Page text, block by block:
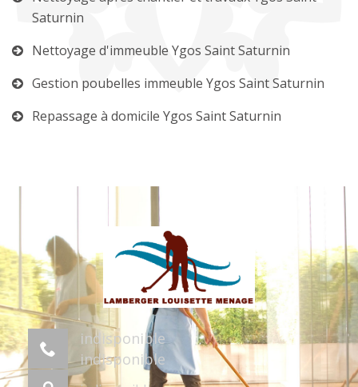
Saturnin
Nettoyage d'immeuble Ygos Saint Saturnin
Gestion poubelles immeuble Ygos Saint Saturnin
Repassage à domicile Ygos Saint Saturnin
indisponible
indisponible